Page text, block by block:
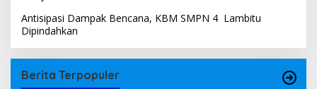
Antisipasi Dampak Bencana, KBM SMPN 4 Lambitu
Dipindahkan
Berita Terpopuler